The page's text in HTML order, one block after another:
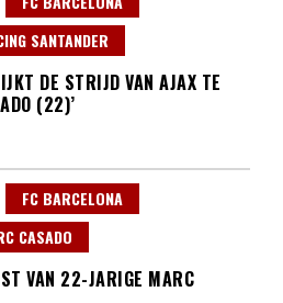
SANTANDER
DE STRIJD VAN AJAX TE
(22)’
FC BARCELONA
CASADO
VAN 22-JARIGE MARC